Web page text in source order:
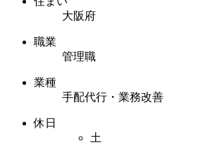
大阪府
職業
管理職
業種
手配代行・業務改善
休日
土